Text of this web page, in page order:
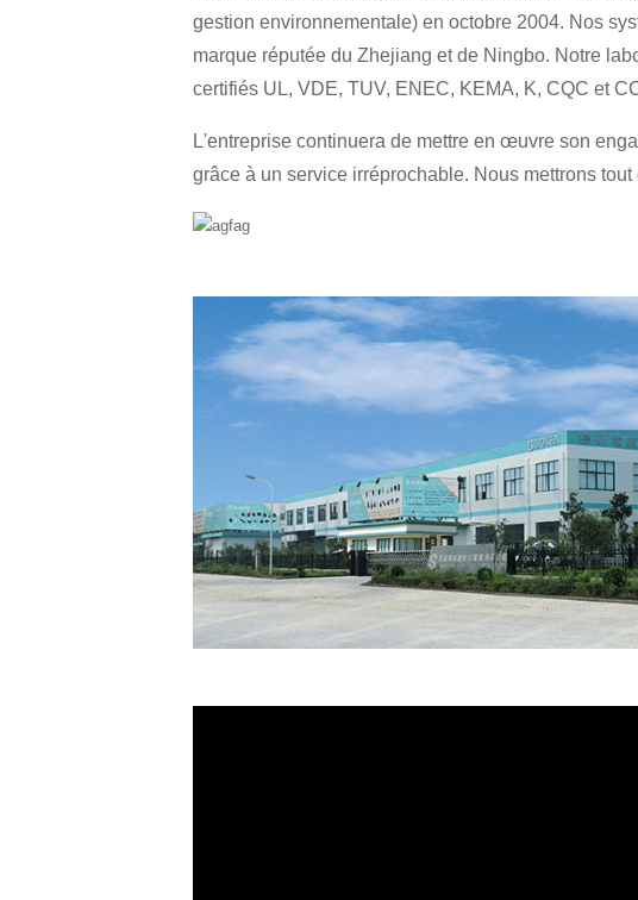
gestion environnementale) en octobre 2004. Nos
marque réputée du Zhejiang et de Ningbo. Notre
certifiés UL, VDE, TUV, ENEC, KEMA, K, CQC et
L'entreprise continuera de mettre en œuvre son
grâce à un service irréprochable. Nous mettrons